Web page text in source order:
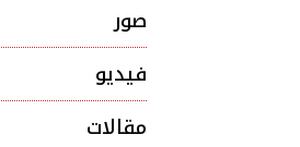
صور
فيديو
مقالات